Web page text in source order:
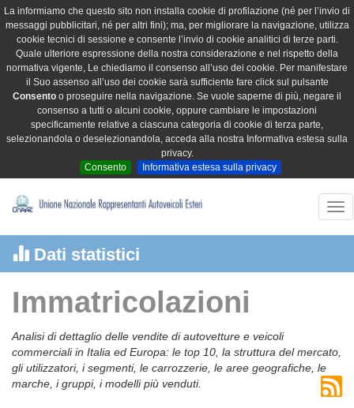
La informiamo che questo sito non installa cookie di profilazione (né per l’invio di
messaggi pubblicitari, né per altri fini); ma, per migliorare la navigazione, utilizza
cookie tecnici di sessione e consente l’invio di cookie analitici di terze parti.
Quale ulteriore espressione della nostra considerazione e nel rispetto della
normativa vigente, Le chiediamo il consenso all’uso dei cookie. Per manifestare
il Suo assenso all’uso dei cookie sarà sufficiente fare click sul pulsante
Consento o proseguire nella navigazione. Se vuole saperne di più, negare il
consenso a tutti o alcuni cookie, oppure cambiare le impostazioni
specificamente relative a ciascuna categoria di cookie di terza parte,
selezionandola o deselezionandola, acceda alla nostra Informativa estesa sulla
privacy.
Consento
Informativa estesa sulla privacy
Dati statistici
Immatricolazioni
Analisi di dettaglio delle vendite di autovetture e veicoli
commerciali in Italia ed Europa: le top 10, la struttura del mercato,
gli utilizzatori, i segmenti, le carrozzerie, le aree geografiche, le
marche, i gruppi, i modelli più venduti.